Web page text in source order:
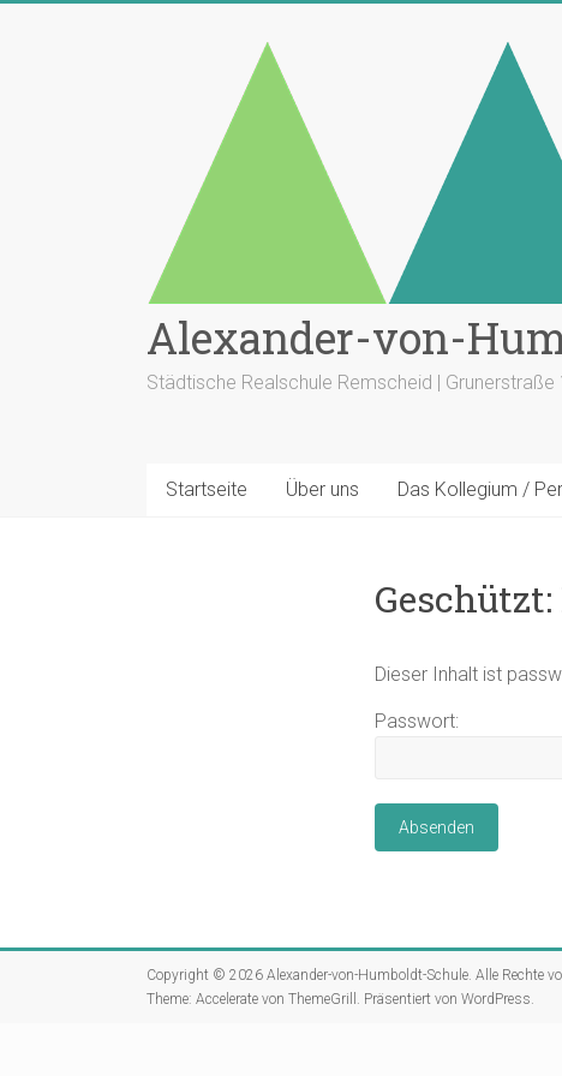
Alexander-von-
Städtische Realschule Remscheid |
Startseite Über uns Das Kollegium /
Dieser Inhalt ist
Passwort:
Copyright © 2026 Alexander-von-Humboldt-Schule. Alle Rechte
Theme: Accelerate von ThemeGrill. Präsentiert von WordPress.